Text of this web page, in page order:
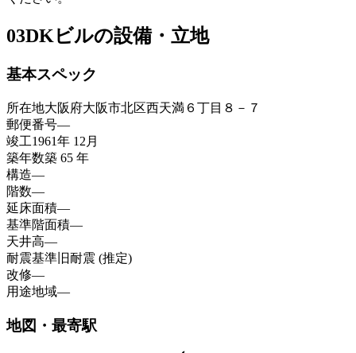
03DKビルの設備・立地
基本スペック
所在地大阪府大阪市北区西天満６丁目８－７
郵便番号—
竣工1961年 12月
築年数築 65 年
構造—
階数—
延床面積—
基準階面積—
天井高—
耐震基準 旧耐震 (推定)
改修—
用途地域—
地図・最寄駅